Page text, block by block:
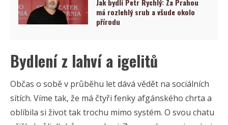
Jak bydlí Petr Rychlý: Za Prahou
má rozlehlý srub a všude okolo
přírodu
Bydlení z lahví a igelitů
Občas o sobě v průběhu let dává vědět na sociálních
sítích. Víme tak, že má čtyři fenky afgánského chrta a
oblíbila si život tak trochu mimo systém. O svou chatu